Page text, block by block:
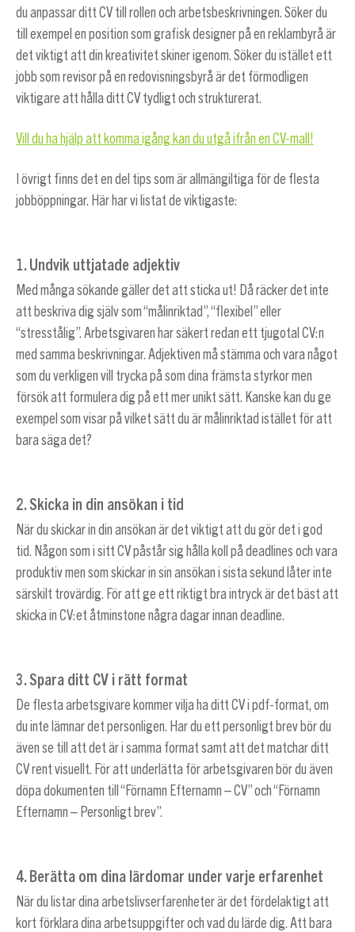
du anpassar ditt CV till rollen och arbetsbeskrivningen. Söker du
till exempel en position som grafisk designer på en reklambyrå är
det viktigt att din kreativitet skiner igenom. Söker du istället ett
jobb som revisor på en redovisningsbyrå är det förmodligen
viktigare att hålla ditt CV tydligt och strukturerat.
Vill du ha hjälp att komma igång kan du utgå ifrån en CV-mall!
I övrigt finns det en del tips som är allmängiltiga för de flesta
jobböppningar. Här har vi listat de viktigaste:
1. Undvik uttjatade adjektiv
Med många sökande gäller det att sticka ut! Då räcker det inte
att beskriva dig själv som “målinriktad”, “flexibel” eller
“stresstålig”. Arbetsgivaren har säkert redan ett tjugotal CV:n
med samma beskrivningar. Adjektiven må stämma och vara något
som du verkligen vill trycka på som dina främsta styrkor men
försök att formulera dig på ett mer unikt sätt. Kanske kan du ge
exempel som visar på vilket sätt du är målinriktad istället för att
bara säga det?
2. Skicka in din ansökan i tid
När du skickar in din ansökan är det viktigt att du gör det i god
tid. Någon som i sitt CV påstår sig hålla koll på deadlines och vara
produktiv men som skickar in sin ansökan i sista sekund låter inte
särskilt trovärdig. För att ge ett riktigt bra intryck är det bäst att
skicka in CV:et åtminstone några dagar innan deadline.
3. Spara ditt CV i rätt format
De flesta arbetsgivare kommer vilja ha ditt CV i pdf-format, om
du inte lämnar det personligen. Har du ett personligt brev bör du
även se till att det är i samma format samt att det matchar ditt
CV rent visuellt. För att underlätta för arbetsgivaren bör du även
döpa dokumenten till “Förnamn Efternamn – CV” och “Förnamn
Efternamn – Personligt brev”.
4. Berätta om dina lärdomar under varje erfarenhet
När du listar dina arbetslivserfarenheter är det fördelaktigt att
kort förklara dina arbetsuppgifter och vad du lärde dig. Att bara